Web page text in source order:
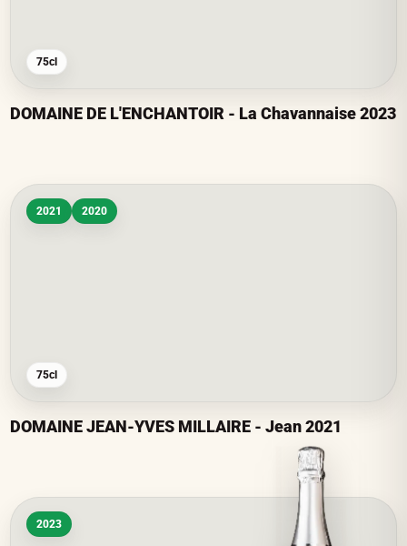
75cl
DOMAINE DE L'ENCHANTOIR - La Chavannaise 2023
2021 2020
75cl
DOMAINE JEAN-YVES MILLAIRE - Jean 2021
2023